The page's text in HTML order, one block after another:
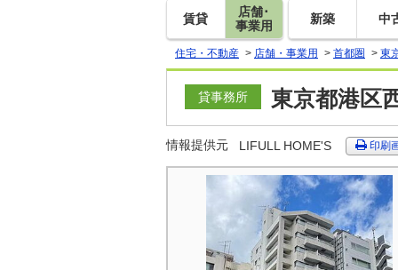
賃貸
店舗･
事業用
新築 中
住宅・不動産 > 店舗・事業用 > 首都圏 > 東
貸事務所 東京都港区
情報提供元 LIFULL HOME'S 印刷